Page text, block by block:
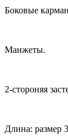
Боковые
Манжеты.
2-стороняя
Длина: размер